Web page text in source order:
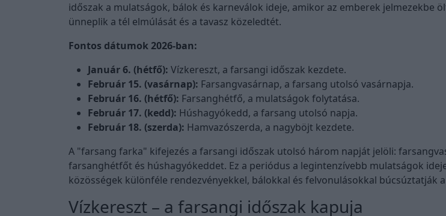
időszak a mulatságok, bálok és karneválok ideje, amikor az emberek jelmezekbe
ünneplik a tél elmúlását és a tavasz közeledtét.​
Fontos dátumok 2026-ban:
Január 6. (hétfő): Vízkereszt, a farsangi időszak kezdete.​
Február 15. (vasárnap): Farsangvasárnap, a farsang utolsó vasárnapja.​
Február 16. (hétfő): Farsanghétfő, a mulatságok folytatása.​
Február 17. (kedd): Húshagyókedd, a farsang utolsó napja.​
Február 18. (szerda): Hamvazószerda, a nagyböjt kezdete.​
A "farsang farka" kifejezés a farsangi időszak utolsó három napját jelöli:
farsanghétfőt és húshagyókeddet. Ez a periódus a legintenzívebb mulatságok
közösségek különféle rendezvényekkel, bálokkal és felvonulásokkal búcsúztatják
Vízkereszt – a farsangi időszak kapuja